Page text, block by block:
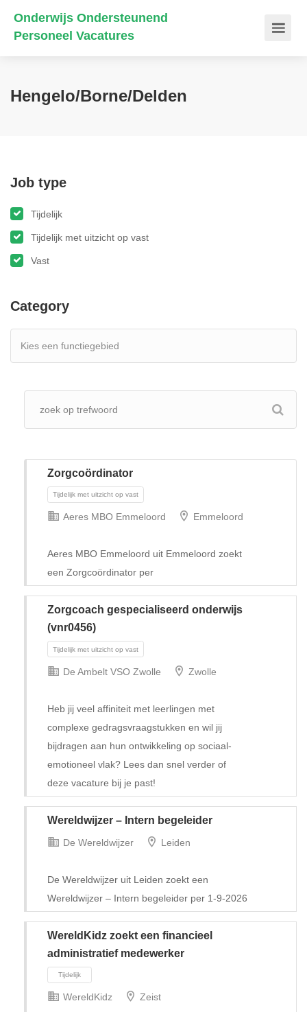
Onderwijs Ondersteunend
Personeel Vacatures
Hengelo/Borne/Delden
Job type
Tijdelijk
Tijdelijk met uitzicht op vast
Vast
Category
Zorgcoördinator
Aeres MBO Emmeloord Emmeloord
Aeres MBO Emmeloord uit Emmeloord zoekt
een Zorgcoördinator per
Zorgcoach gespecialiseerd onderwijs
(vnr0456)
Tijdelijk met uitzicht op vast
De Ambelt VSO Zwolle Zwolle
Heb jij veel affiniteit met leerlingen met
complexe gedragsvraagstukken en wil jij
bijdragen aan hun ontwikkeling op sociaal-
emotioneel vlak? Lees dan snel verder of
deze vacature bij je past!
Wereldwijzer – Intern begeleider
De Wereldwijzer Leiden
De Wereldwijzer uit Leiden zoekt een
Wereldwijzer – Intern begeleider per 1-9-2026
WereldKidz zoekt een financieel
administratief medewerker
WereldKidz Zeist